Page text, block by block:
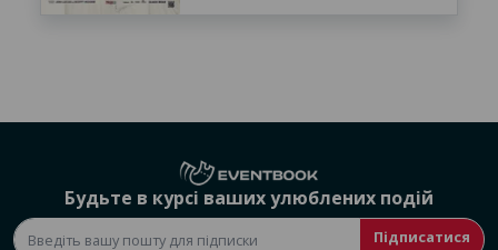
Будьте в курсі ваших улюблених подій
Підписатися